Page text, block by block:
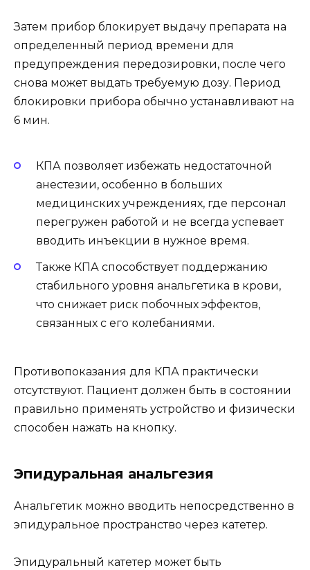
Затем прибор блокирует выдачу препарата на
определенный период времени для
предупреждения передозировки, после чего
снова может выдать требуемую дозу. Период
блокировки прибора обычно устанавливают на
6 мин.
КПА позволяет избежать недостаточной
анестезии, особенно в больших
медицинских учреждениях, где персонал
перегружен работой и не всегда успевает
вводить инъекции в нужное время.
Также КПА способствует поддержанию
стабильного уровня анальгетика в крови,
что снижает риск побочных эффектов,
связанных с его колебаниями.
Противопоказания для КПА практически
отсутствуют. Пациент должен быть в состоянии
правильно применять устройство и физически
способен нажать на кнопку.
Эпидуральная анальгезия
Анальгетик можно вводить непосредственно в
эпидуральное пространство через катетер.
Эпидуральный катетер может быть